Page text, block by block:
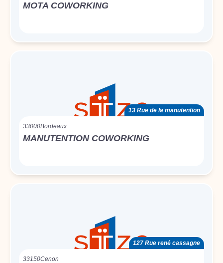
MOTA COWORKING
13 Rue de la manutention
33000Bordeaux
MANUTENTION COWORKING
127 Rue rené cassagne
33150Cenon